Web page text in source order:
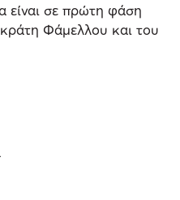
είναι σε πρώτη φάση
Φάμελλου και του